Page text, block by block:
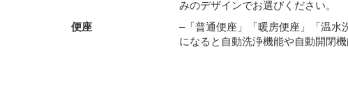
みのデザインでお選びください。
便座
–「普通便座」「暖房便座」「温水
になると自動洗浄機能や自動開閉機